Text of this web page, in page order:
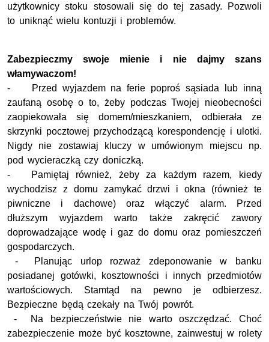
użytkownicy stoku stosowali się do tej zasady. Pozwoli
to uniknąć wielu kontuzji i problemów.
Zabezpieczmy swoje mienie i nie dajmy szans
włamywaczom!
- Przed wyjazdem na ferie poproś sąsiada lub inną
zaufaną osobę o to, żeby podczas Twojej nieobecności
zaopiekowała się domem/mieszkaniem, odbierała ze
skrzynki pocztowej przychodzącą korespondencję i ulotki.
Nigdy nie zostawiaj kluczy w umówionym miejscu np.
pod wycieraczką czy doniczką.
- Pamiętaj również, żeby za każdym razem, kiedy
wychodzisz z domu zamykać drzwi i okna (również te
piwniczne i dachowe) oraz włączyć alarm. Przed
dłuższym wyjazdem warto także zakręcić zawory
doprowadzające wodę i gaz do domu oraz pomieszczeń
gospodarczych.
- Planując urlop rozważ zdeponowanie w banku
posiadanej gotówki, kosztowności i innych przedmiotów
wartościowych. Stamtąd na pewno je odbierzesz.
Bezpieczne będą czekały na Twój powrót.
- Na bezpieczeństwie nie warto oszczędzać. Choć
zabezpieczenie może być kosztowne, zainwestuj w rolety